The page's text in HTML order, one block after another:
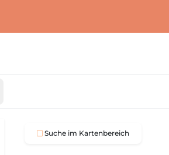
Suche im Kartenbereich